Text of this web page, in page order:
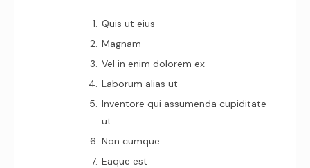
Quis ut eius
Magnam
Vel in enim dolorem ex
Laborum alias ut
Inventore qui assumenda cupiditate
ut
Non cumque
Eaque est